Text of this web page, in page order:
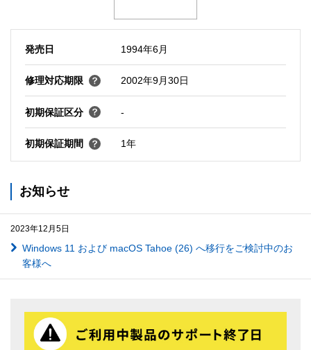
発売日 1994年6月
修理対応期限 2002年9月30日
初期保証区分 -
初期保証期間 1年
お知らせ
2023年12月5日
Windows 11 および macOS Tahoe (26) へ移行をご検討中のお
客様へ